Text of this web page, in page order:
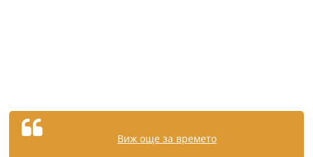
Виж още за времето